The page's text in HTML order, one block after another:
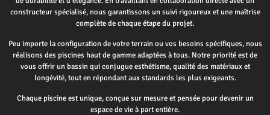
constructeur spécialisé, nous garantissons un suivi rigoureux et une maîtrise
complète de chaque étape du projet.
Peu importe la configuration de votre terrain ou vos besoins spécifiques, nous
réalisons des piscines haut de gamme adaptées à tous. Notre priorité est de
vous offrir un bassin qui conjugue esthétisme, qualité des matériaux et
longévité, tout en répondant aux standards les plus exigeants.
Chaque piscine est unique, conçue sur mesure et pensée pour devenir un
espace de vie à part entière.